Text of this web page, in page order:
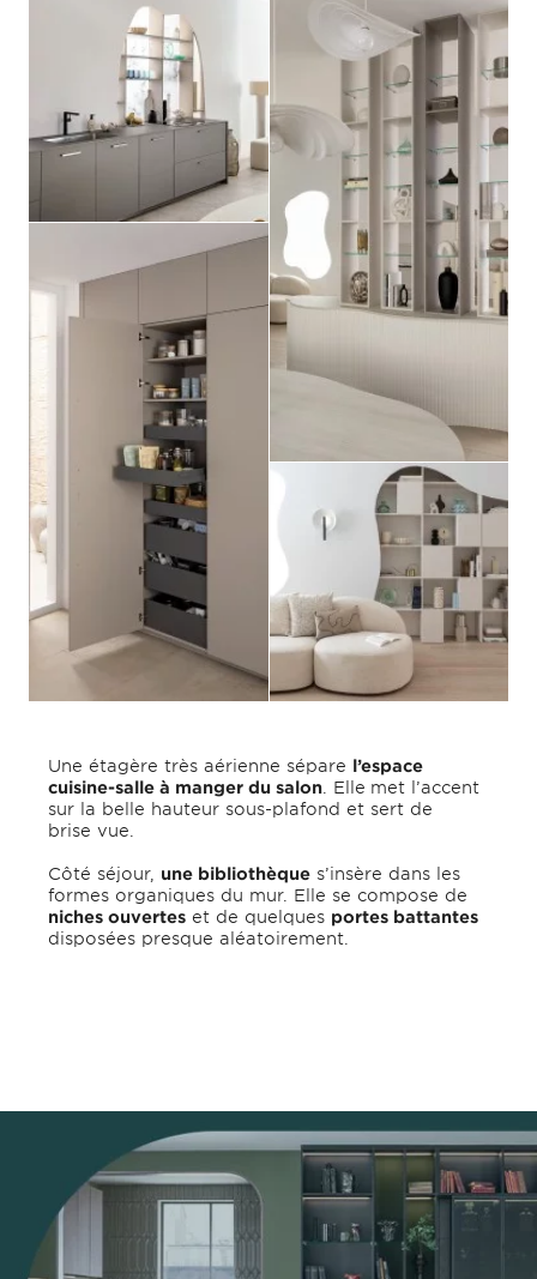
Une étagère très aérienne sépare l’espace
cuisine-salle à manger du salon . Elle met l’accent
sur la belle hauteur sous-plafond et sert de
brise vue.
Côté séjour, une bibliothèque s’insère dans les
formes organiques du mur. Elle se compose de
niches ouvertes et de quelques portes battantes
disposées presque aléatoirement.